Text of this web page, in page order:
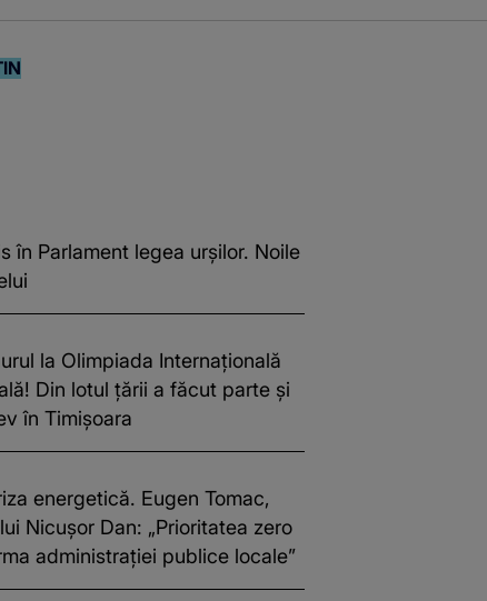
în Parlament legea urșilor. Noile
la Olimpiada Internațională
Din lotul țării a făcut parte și
în Timișoara
energetică. Eugen Tomac,
Nicușor Dan: „Prioritatea zero
administrației publice locale”